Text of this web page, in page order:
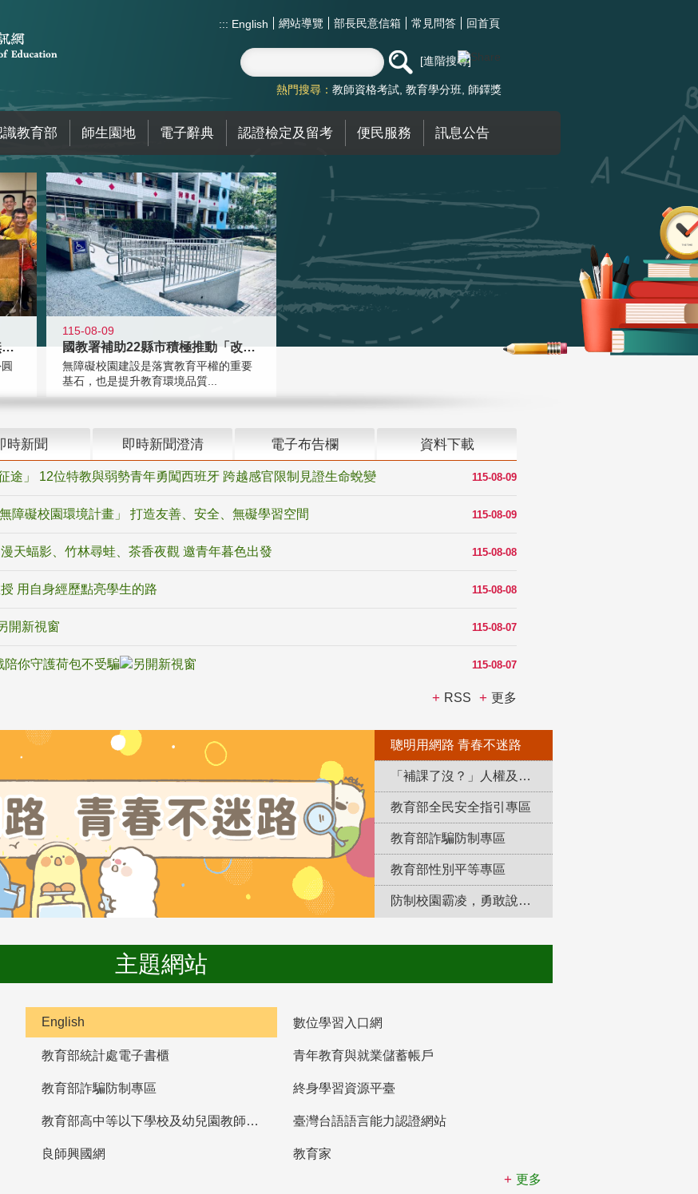
::: English 網站導覽 部長民意信箱 常見問答 回首頁
進階搜尋
熱門搜尋： 教師資格考試 教育學分班 師鐸獎
識教育部 師生園地 電子辭典 認證檢定及留考 便民服務 訊息公告
青年百億海外圓夢基金計畫「無礙征途
115-08-09
國教署補助22縣市積極推動「改善無
無障礙校園建設是落實教育平權的重要
基石，也是提升教育環境品質...
時新聞 即時新聞澄清 電子布告欄 資料下載
115-08-09
途」 12位特教與弱勢青年勇闖西班牙 跨越感官限制見證生命蛻變
115-08-09
障礙校園環境計畫」 打造友善、安全、無礙學習空間
115-08-08
天蝠影、竹林尋蛙、茶香夜觀 邀青年暮色出發
115-08-08
用自身經歷點亮學生的路
115-08-07
115-08-07
陪你守護荷包不受騙
RSS 更多
聰明用網路 青春不迷路
「補課了沒？」人權及轉型正義教育專區
教育部全民安全指引專區
教育部詐騙防制專區
教育部性別平等專區
防制校園霸凌，勇敢說出來！
主題網站
English 數位學習入口網
教育部統計處電子書櫃 青年教育與就業儲蓄帳戶
教育部詐騙防制專區 終身學習資源平臺
教育部高中等以下學校及幼兒園教師資格檢定考試 臺灣台語語言能力認證網站
良師興國網
教育家
更多